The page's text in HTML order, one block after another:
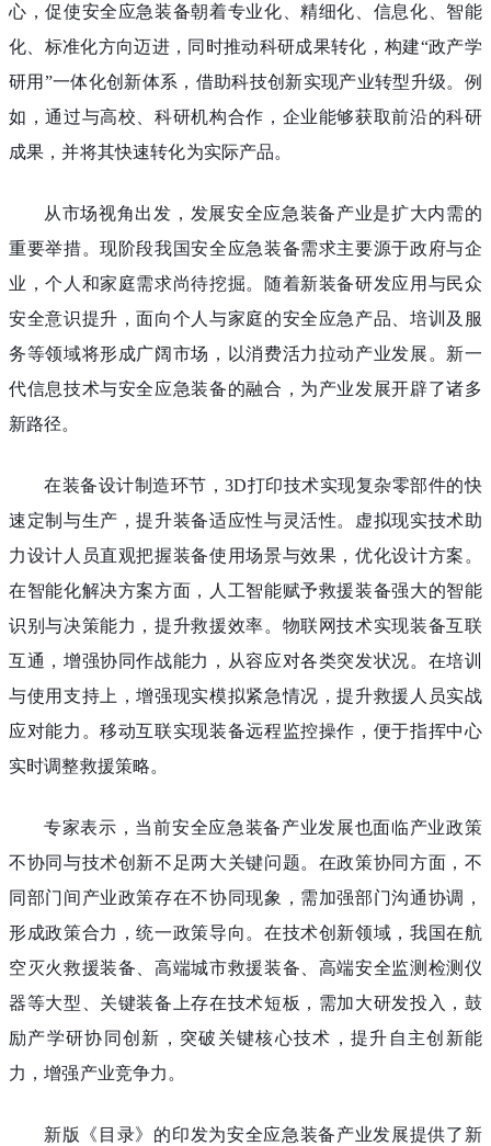
心，促使安全应急装备朝着专业化、精细化、信息化、智能
化、标准化方向迈进，同时推动科研成果转化，构建“政产学
研用”一体化创新体系，借助科技创新实现产业转型升级。例
如，通过与高校、科研机构合作，企业能够获取前沿的科研
成果，并将其快速转化为实际产品。
从市场视角出发，发展安全应急装备产业是扩大内需的
重要举措。现阶段我国安全应急装备需求主要源于政府与企
业，个人和家庭需求尚待挖掘。随着新装备研发应用与民众
安全意识提升，面向个人与家庭的安全应急产品、培训及服
务等领域将形成广阔市场，以消费活力拉动产业发展。新一
代信息技术与安全应急装备的融合，为产业发展开辟了诸多
新路径。
在装备设计制造环节，3D打印技术实现复杂零部件的快
速定制与生产，提升装备适应性与灵活性。虚拟现实技术助
力设计人员直观把握装备使用场景与效果，优化设计方案。
在智能化解决方案方面，人工智能赋予救援装备强大的智能
识别与决策能力，提升救援效率。物联网技术实现装备互联
互通，增强协同作战能力，从容应对各类突发状况。在培训
与使用支持上，增强现实模拟紧急情况，提升救援人员实战
应对能力。移动互联实现装备远程监控操作，便于指挥中心
实时调整救援策略。
专家表示，当前安全应急装备产业发展也面临产业政策
不协同与技术创新不足两大关键问题。在政策协同方面，不
同部门间产业政策存在不协同现象，需加强部门沟通协调，
形成政策合力，统一政策导向。在技术创新领域，我国在航
空灭火救援装备、高端城市救援装备、高端安全监测检测仪
器等大型、关键装备上存在技术短板，需加大研发投入，鼓
励产学研协同创新，突破关键核心技术，提升自主创新能
力，增强产业竞争力。
新版《目录》的印发为安全应急装备产业发展提供了新